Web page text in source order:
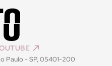
Paulo - SP, 05401-200